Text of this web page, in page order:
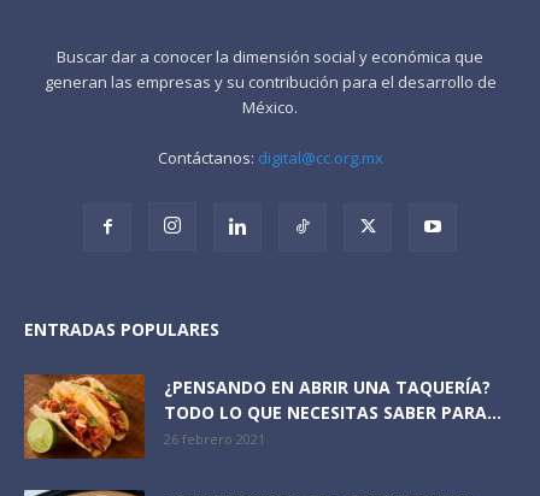
Buscar dar a conocer la dimensión social y económica que
generan las empresas y su contribución para el desarrollo de
México.
Contáctanos: digital@cc.org.mx
ENTRADAS POPULARES
¿PENSANDO EN ABRIR UNA TAQUERÍA?
TODO LO QUE NECESITAS SABER PARA...
26 febrero 2021